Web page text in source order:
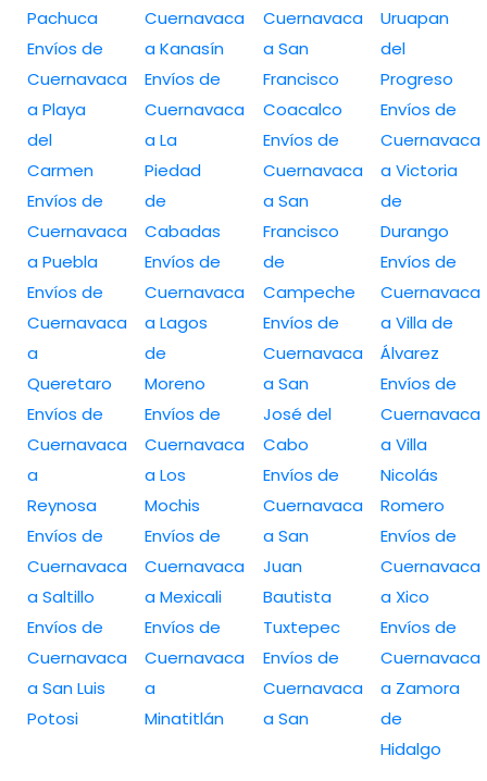
Pachuca
Envíos de
Cuernavaca
a Playa
del
Carmen
Envíos de
Cuernavaca
a Puebla
Envíos de
Cuernavaca
a
Queretaro
Envíos de
Cuernavaca
a
Reynosa
Envíos de
Cuernavaca
a Saltillo
Envíos de
Cuernavaca
a San Luis
Potosi
Cuernavaca
a Kanasín
Envíos de
Cuernavaca
a La
Piedad
de
Cabadas
Envíos de
Cuernavaca
a Lagos
de
Moreno
Envíos de
Cuernavaca
a Los
Mochis
Envíos de
Cuernavaca
a Mexicali
Envíos de
Cuernavaca
a
Minatitlán
Cuernavaca
a San
Francisco
Coacalco
Envíos de
Cuernavaca
a San
Francisco
de
Campeche
Envíos de
Cuernavaca
a San
José del
Cabo
Envíos de
Cuernavaca
a San
Juan
Bautista
Tuxtepec
Envíos de
Cuernavaca
a San
Uruapan
del
Progreso
Envíos de
Cuernavaca
a Victoria
de
Durango
Envíos de
Cuernavaca
a Villa de
Álvarez
Envíos de
Cuernavaca
a Villa
Nicolás
Romero
Envíos de
Cuernavaca
a Xico
Envíos de
Cuernavaca
a Zamora
de
Hidalgo